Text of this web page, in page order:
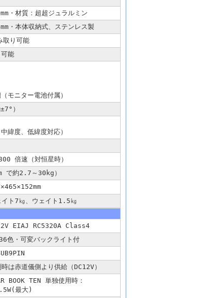
・材質：超超ジュラルミン
・本体収納式、ステンレス製
取り可能
能
ニター電池付属）
）
度、低緯度対応）
倍速（対恒星時）
で約2.7～30kg）
イト7㎏、ウェイト1.5㎏
EIAJ RC5320A Class4
・可変バックライト付
は赤道儀側より供給（DC12V）
BOOK TEN 単独使用時：
最大)